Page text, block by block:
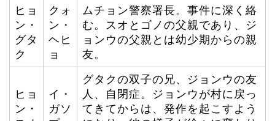
ヒョ
ン・
グタ
ク
クォ
ン・
ヘヒ
ョ
ムチョン警察署長。事件に深く絡
む。スオとゴノの父親であり、ジ
ョンウの父親とは幼少期からの親
友。
ヒョ
ン・
イ・
ガソ
グタクの双子の兄、ジョンウの友
人、自閉症。ジョンウが村に戻っ
てきてからは、発作を起こすよう